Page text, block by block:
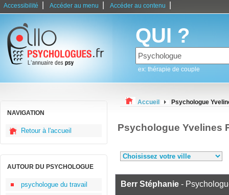
Accessibilité Accéder au menu Accéder au contenu
QUI ?
ex: thérapie de couple
NAVIGATION
Retour à l'accueil
AUTOUR DU PSYCHOLOGUE
psychologue du travail
Accueil Psychologue
Psychologue Yvelines
Berr Stéphanie -